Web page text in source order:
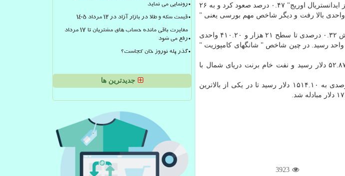
در وال استریت شاخص ها به مانند همتایان اروپایی، افزایشی بودند تا جایی كه شاخص "داوجونز ایدانستریال اوریج" ۰.۴۷ درصد صعود كرد و به ۲۶
هزار و ۲۰۱.۰۴ واحد رسید، شاخص " اس اند پی ۵۰۰" با ۰.۸ درصد افزایش تا سطح ۲۹۱۰.۶۳ واحدی بالا رفت و دیگر شاخص مهم بورسی یعنی "
از طرف دیگر در معاملات بورس های آسیا، شاخص " نیك كی ۲۲۵" بورس توكیو ژاپن با افزایش ۰.۳۲ درصدی تا سطح ۲۱ هزار و ۴۱۰.۲۰ واحدی
بالا رفت، شاخص " هانگ سنگ" بورس هنگ كنگ با كاهش ۱.۱۷ درصدی به ۲۵ هزار و ۸۳۱.۴۴ واحد رسید. در چین شاخص " شانگهای كامپوزیت "
در بازار طلای سیاه، هر بشكه نفت " وست تگزاس اینتر مدیت" با ۰.۴۱ درصد افزایش به ۵۲.۸۷ دلار رسید و نفت خام برنت دریای شمال با
بها، بهای هر اونس طلا برای تحویل فوری با افزایش ۰.۳ درصدی به ۱۵۱۴.۱۰ دلار رسید تا در یكی از بالاترین
3923
رونمایی می نماید
قیمت سکه و طلا در بازار آزاد در ۱۲ مرداد ۱۴۰۵
مغایرت باقی مانده حساب های مشتریان تا 17 مرداد
رفع می شود
گذر پله نوروز خان کجاست؟
جدیدترین ها